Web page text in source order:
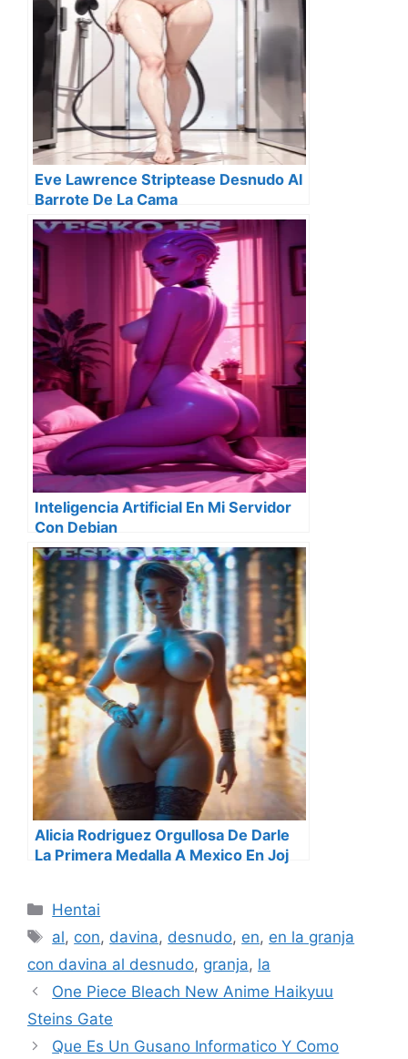
Eve Lawrence Striptease Desnudo Al
Barrote De La Cama
Inteligencia Artificial En Mi Servidor
Con Debian
Alicia Rodriguez Orgullosa De Darle
La Primera Medalla A Mexico En Joj
Categorías
Hentai
Etiquetas
al, con, davina, desnudo, en, en la granja
con davina al desnudo, granja, la
One Piece Bleach New Anime Haikyuu
Steins Gate
Que Es Un Gusano Informatico Y Como